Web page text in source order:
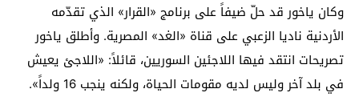
وكان ياخور قد حلّ ضيفاً على برنامج «القرار» الذي تقدّمه
الأردنية ناديا الزعبي على قناة «الغد» المصرية. وأطلق ياخور
تصريحات انتقد فيها اللاجئين السوريين، قائلاً: «اللاجئ يعيش
في بلد آخر وليس لديه مقومات الحياة، ولكنه ينجب 16 ولداً».